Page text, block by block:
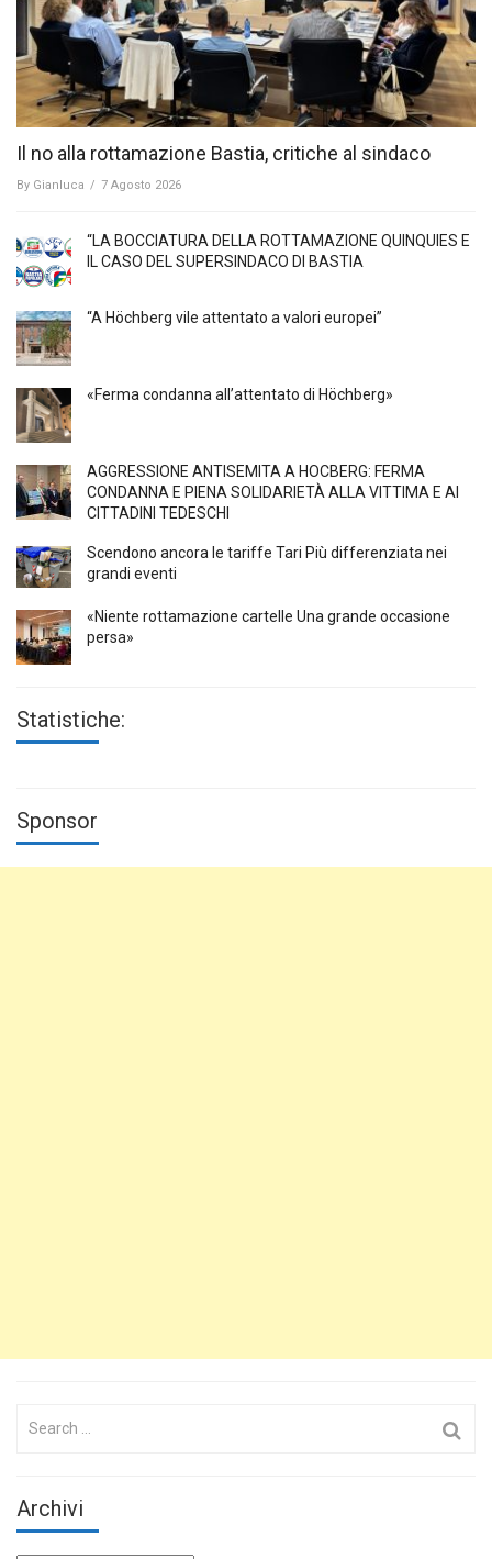
Il no alla rottamazione Bastia, critiche al sindaco
By Gianluca / 7 Agosto 2026
“LA BOCCIATURA DELLA ROTTAMAZIONE QUINQUIES E
IL CASO DEL SUPERSINDACO DI BASTIA
“A Höchberg vile attentato a valori europei”
«Ferma condanna all’attentato di Höchberg»
AGGRESSIONE ANTISEMITA A HÖCBERG: FERMA
CONDANNA E PIENA SOLIDARIETÀ ALLA VITTIMA E AI
CITTADINI TEDESCHI
Scendono ancora le tariffe Tari Più differenziata nei
grandi eventi
«Niente rottamazione cartelle Una grande occasione
persa»
Statistiche:
Sponsor
Search
Archivi